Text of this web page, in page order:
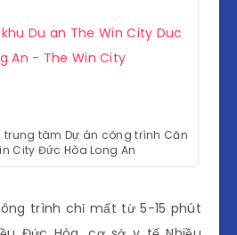
tâm Dự án công trình Căn
City Đức Hòa Long An
trình chỉ mất từ 5-15 phút